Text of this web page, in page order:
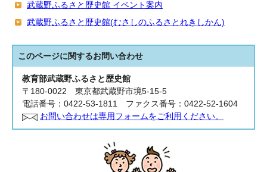
武蔵野ふるさと歴史館 イベント案内
武蔵野ふるさと歴史館(むさしのふるさとれきしかん)
このページに関するお問い合わせ
教育部武蔵野ふるさと歴史館
〒180‐0022 東京都武蔵野市境5-15-5
電話番号：0422-53-1811 ファクス番号：0422-52-1604
お問い合わせは専用フォームをご利用ください。